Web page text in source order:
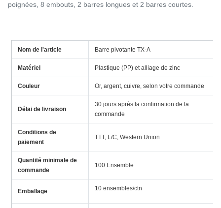
poignées, 8 embouts, 2 barres longues et 2 barres courtes.
Nom de l'article Barre pivotante TX-A
Matériel Plastique (PP) et alliage de zinc
Couleur Or, argent, cuivre, selon votre commande
Délai de livraison
30 jours après la confirmation de la
commande
Conditions de
paiement
TTT, L/C, Western Union
Quantité minimale de
commande
100 Ensemble
Emballage 10 ensembles/ctn